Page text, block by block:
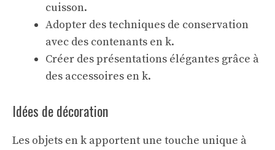
cuisson.
Adopter des techniques de conservation
avec des contenants en k.
Créer des présentations élégantes grâce à
des accessoires en k.
Idées de décoration
Les objets en k apportent une touche unique à